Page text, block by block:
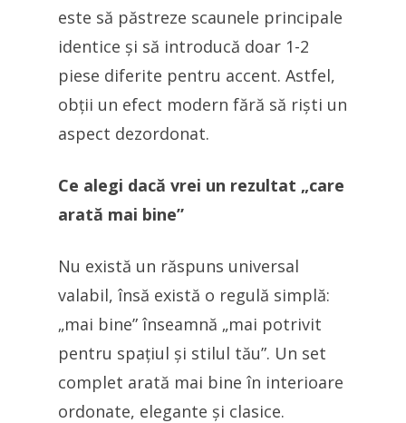
este să păstreze scaunele principale
identice și să introducă doar 1-2
piese diferite pentru accent. Astfel,
obții un efect modern fără să riști un
aspect dezordonat.
Ce alegi dacă vrei un rezultat „care
arată mai bine”
Nu există un răspuns universal
valabil, însă există o regulă simplă:
„mai bine” înseamnă „mai potrivit
pentru spațiul și stilul tău”. Un set
complet arată mai bine în interioare
ordonate, elegante și clasice.